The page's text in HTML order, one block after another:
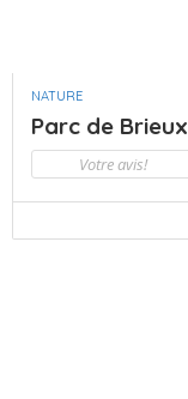
NATURE
Parc de Brieux
Votre avis!